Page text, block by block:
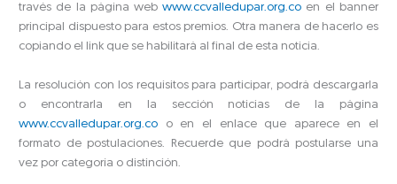
través de la página webwww.ccvalledupar.org.co en el banner
principal dispuesto para estos premios. Otra manera de hacerlo es
copiando el link que se habilitará al final de esta noticia.
La resolución con los requisitos para participar, podrá descargarla
o encontrarla en la sección noticias de la página
www.ccvalledupar.org.co o en el enlace que aparece en el
formato de postulaciones. Recuerde que podrá postularse una
vez por categoría o distinción.